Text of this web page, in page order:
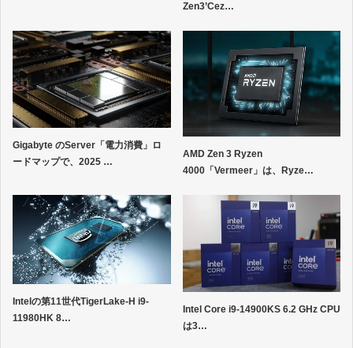
Zen3’Cez…
Gigabyte のServer「電力消費」ロ
ードマップで、2025 …
AMD Zen 3 Ryzen
4000「Vermeer」は、Ryze…
Intelの第11世代TigerLake-H i9-
11980HK 8…
Intel Core i9-14900KS 6.2 GHz CPU
は3…